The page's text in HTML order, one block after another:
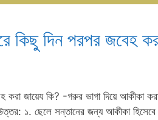
কিছু দিন পরপর জবেহ
জায়েয কি? -গরুর ভাগা দিয়ে আকীকা
ছেলে সন্তানের জন্য আকীকা হিসেবে